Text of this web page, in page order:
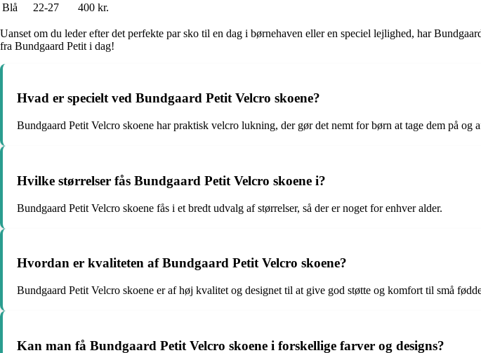
Blå
22-27 400 kr.
Uanset om du leder efter det perfekte par sko til en dag i børnehaven eller en speciel lejlighed, har
fra Bundgaard Petit i dag!
Hvad er specielt ved Bundgaard Petit Velcro skoene?
Bundgaard Petit Velcro skoene har praktisk velcro lukning, der gør det nemt for børn at tage dem på og
Hvilke størrelser fås Bundgaard Petit Velcro skoene i?
Bundgaard Petit Velcro skoene fås i et bredt udvalg af størrelser, så der er noget for enhver alder.
Hvordan er kvaliteten af Bundgaard Petit Velcro skoene?
Bundgaard Petit Velcro skoene er af høj kvalitet og designet til at give god støtte og komfort til små
Kan man få Bundgaard Petit Velcro skoene i forskellige farver og designs?